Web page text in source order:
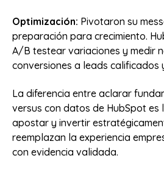
Optimización: Pivotaron su
preparación para crecimiento.
A/B testear variaciones y medir
conversiones a leads calificados
La diferencia entre aclarar
versus con datos de HubSpot es
apostar y invertir
reemplazan la experiencia
con evidencia validada.